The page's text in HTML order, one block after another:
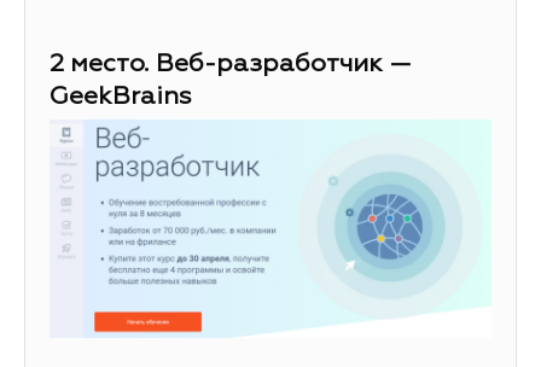
2 место. Веб-разработчик —
GeekBrains